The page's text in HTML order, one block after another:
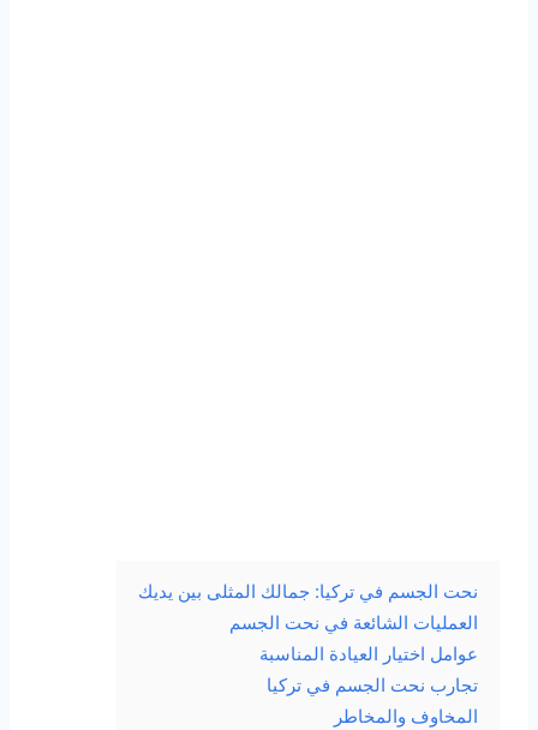
نحت الجسم في تركيا: جمالك المثلى بين يديك
العمليات الشائعة في نحت الجسم
عوامل اختيار العيادة المناسبة
تجارب نحت الجسم في تركيا
المخاوف والمخاطر